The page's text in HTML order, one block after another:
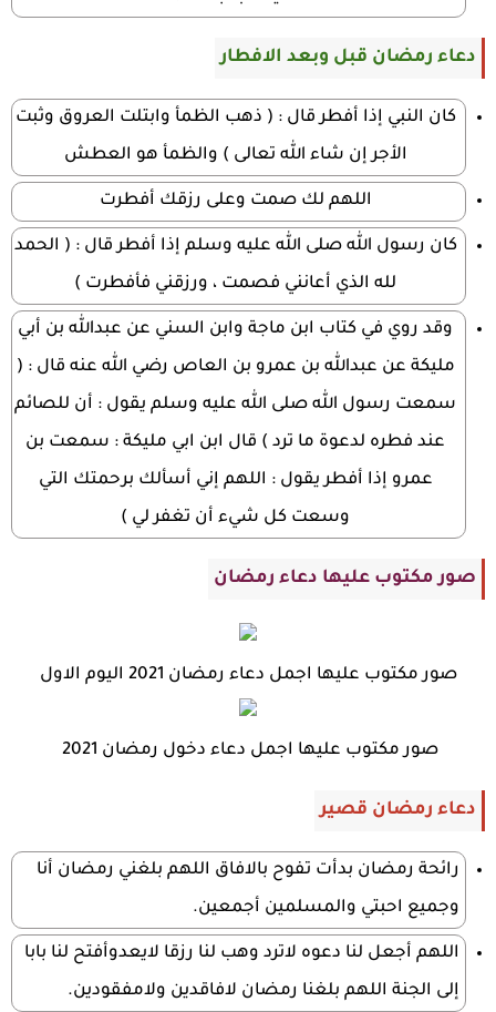
دعاء رمضان قبل وبعد الافطار
كان النبي إذا أفطر قال : ( ذهب الظمأ وابتلت العروق وثبت
الأجر إن شاء الله تعالى ) والظمأ هو العطش
اللهم لك صمت وعلى رزقك أفطرت
كان رسول الله صلى الله عليه وسلم إذا أفطر قال : ( الحمد
لله الذي أعانني فصمت ، ورزقني فأفطرت )
وقد روي في كتاب ابن ماجة وابن السني عن عبدالله بن أبي
مليكة عن عبدالله بن عمرو بن العاص رضي الله عنه قال : (
سمعت رسول الله صلى الله عليه وسلم يقول : أن للصائم
عند فطره لدعوة ما ترد ) قال ابن ابي مليكة : سمعت بن
عمرو إذا أفطر يقول : اللهم إني أسألك برحمتك التي
وسعت كل شيء أن تغفر لي )
صور مكتوب عليها دعاء رمضان
صور مكتوب عليها اجمل دعاء رمضان 2021 اليوم الاول
صور مكتوب عليها اجمل دعاء دخول رمضان 2021
دعاء رمضان قصير
رائحة رمضان بدأت تفوح بالافاق اللهم بلغني رمضان أنا
وجميع احبتي والمسلمين أجمعين.
اللهم أجعل لنا دعوه لاترد وهب لنا رزقا لايعدوأفتح لنا بابا
إلى الجنة اللهم بلغنا رمضان لافاقدين ولامفقودين.